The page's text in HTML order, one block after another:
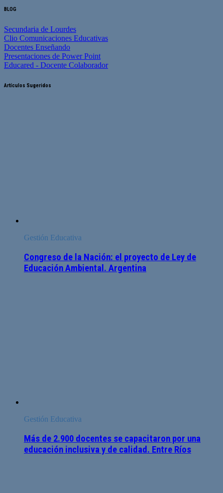
BLOG
Secundaria de Lourdes
Clio Comunicaciones Educativas
Docentes Enseñando
Presentaciones de Power Point
Educared - Docente Colaborador
Artículos Sugeridos
Gestión Educativa
Congreso de la Nación: el proyecto de Ley de
Educación Ambiental. Argentina
Gestión Educativa
Más de 2.900 docentes se capacitaron por una
educación inclusiva y de calidad. Entre Ríos